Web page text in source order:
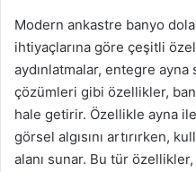
Modern ankastre banyo
ihtiyaçlarına göre çeşitli
aydınlatmalar, entegre ayna
çözümleri gibi özellikler,
hale getirir. Özellikle ayna
görsel algısını artırırken,
alanı sunar. Bu tür